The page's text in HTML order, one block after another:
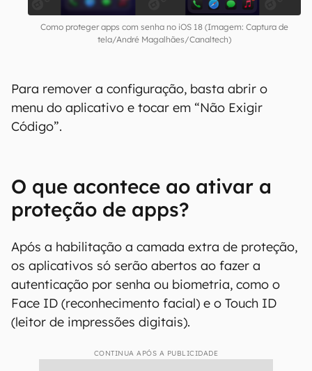
Como proteger apps com senha no iOS 18 (Imagem: Captura de
tela/André Magalhães/Canaltech)
Para remover a configuração, basta abrir o
menu do aplicativo e tocar em “Não Exigir
Código”.
O que acontece ao ativar a
proteção de apps?
Após a habilitação a camada extra de proteção,
os aplicativos só serão abertos ao fazer a
autenticação por senha ou biometria, como o
Face ID (reconhecimento facial) e o Touch ID
(leitor de impressões digitais).
CONTINUA APÓS A PUBLICIDADE